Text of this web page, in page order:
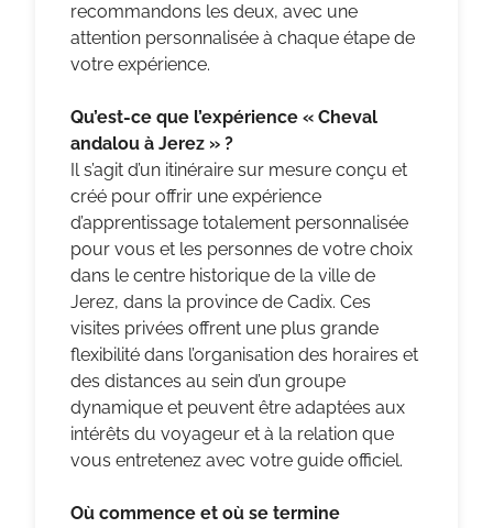
recommandons les deux, avec une
attention personnalisée à chaque étape de
votre expérience.
Qu’est-ce que l’expérience « Cheval
andalou à Jerez » ?
Il s’agit d’un itinéraire sur mesure conçu et
créé pour offrir une expérience
d’apprentissage totalement personnalisée
pour vous et les personnes de votre choix
dans le centre historique de la ville de
Jerez, dans la province de Cadix. Ces
visites privées offrent une plus grande
flexibilité dans l’organisation des horaires et
des distances au sein d’un groupe
dynamique et peuvent être adaptées aux
intérêts du voyageur et à la relation que
vous entretenez avec votre guide officiel.
Où commence et où se termine